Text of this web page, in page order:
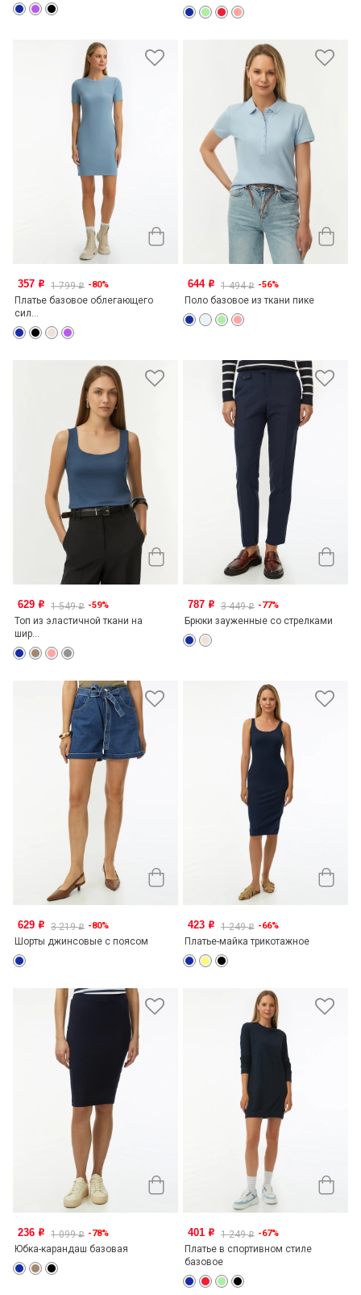
357 o 1 799o -80%
Платье базовое облегающего
сил...
644 o 1 494o -56%
Поло базовое из ткани пике
629 o 1 549o -59%
Топ из эластичной ткани на
шир...
787 o 3 449o -77%
Брюки зауженные со стрелками
629 o 3 219o -80%
Шорты джинсовые с поясом
423 o 1 249o -66%
Платье-майка трикотажное
236 o 1 099o -78%
Юбка-карандаш базовая
401 o 1 249o -67%
Платье в спортивном стиле
базовое